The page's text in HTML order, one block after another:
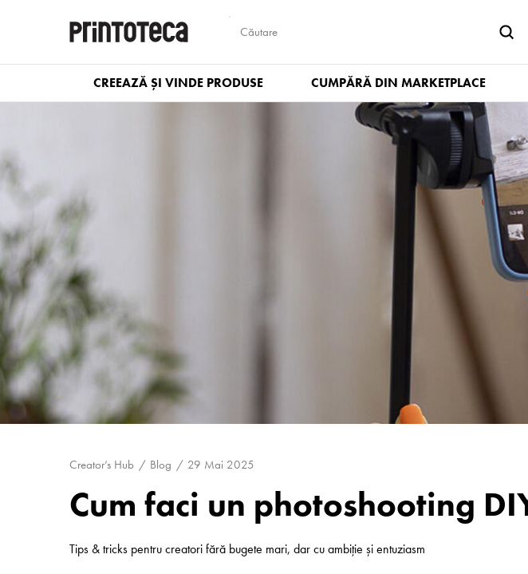
CREEAZĂ ȘI VINDE PRODUSE CUMPĂRĂ DIN MARKETPLACE
Creator’s Hub Blog 29 Mai 2025
Cum faci un photoshooting
Tips & tricks pentru creatori fără bugete mari, dar cu ambiție și entuziasm